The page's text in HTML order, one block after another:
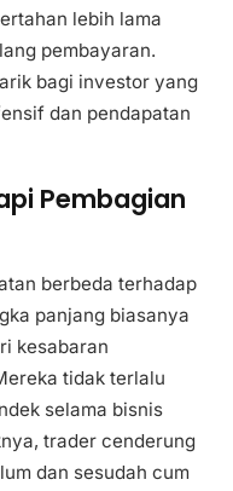
lebih lama
pembayaran.
bagi investor yang
dan pendapatan
Pembagian
berbeda terhadap
panjang biasanya
kesabaran
tidak terlalu
selama bisnis
trader cenderung
dan sesudah cum